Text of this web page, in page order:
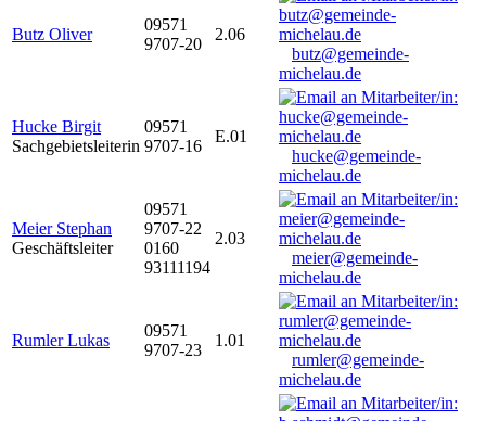
Butz Oliver
09571
9707-20
2.06
butz@gemeinde-
michelau.de
Hucke Birgit
Sachgebietsleiterin
09571
9707-16
E.01
hucke@gemeinde-
michelau.de
Meier Stephan
Geschäftsleiter
09571
9707-22
0160
93111194
2.03
meier@gemeinde-
michelau.de
Rumler Lukas
09571
9707-23
1.01
rumler@gemeinde-
michelau.de